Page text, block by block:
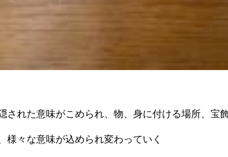
された意味がこめられ、物、身に付ける場所、宝
様々な意味が込められ変わっていく